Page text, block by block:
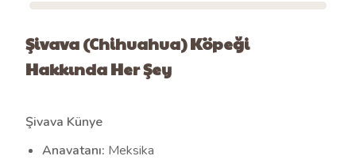
Şivava (Chihuahua) Köpeği
Hakkında Her Şey
Şivava Künye
Anavatanı: Meksika